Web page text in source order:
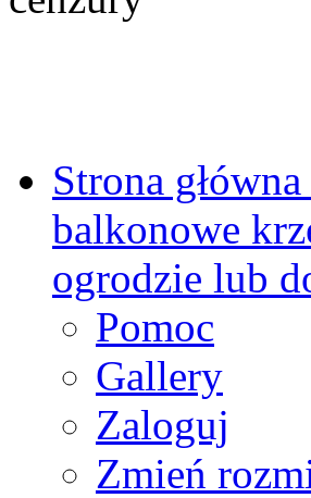
Strona
balkonowe
ogrodzie lub
Pomoc
Gallery
Zaloguj
Zmień